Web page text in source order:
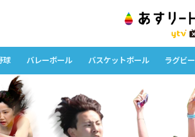
球 バレーボール バスケットボール ラグビー